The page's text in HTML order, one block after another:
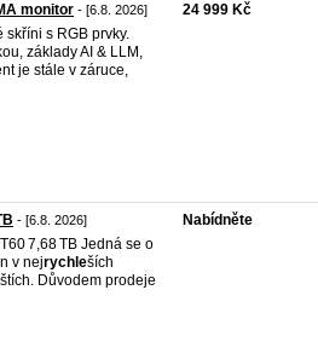
monitor - [6.8. 2026]
skříni s RGB prvky.
základy AI & LLM,
je stále v záruce,
24 999 Kč
- [6.8. 2026]
7,68 TB Jedná se o
v nejrychleších
Důvodem prodeje
Nabídněte